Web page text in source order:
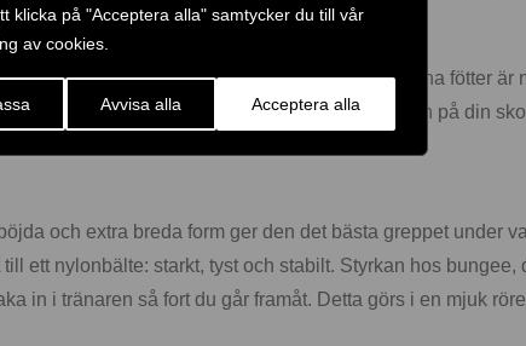
klicka på "Acceptera alla" samtycker du till vår
av cookies.
Avvisa alla Acceptera alla
gör att du kan säkra varje fot individuellt. Dina fötter
sin design passar detta hälstöd perfekt runt hälen på din
och extra breda form ger den det bästa greppet under
ett nylonbälte: starkt, tyst och stabilt. Styrkan hos
in i tränaren så fort du går framåt. Detta görs i en mjuk